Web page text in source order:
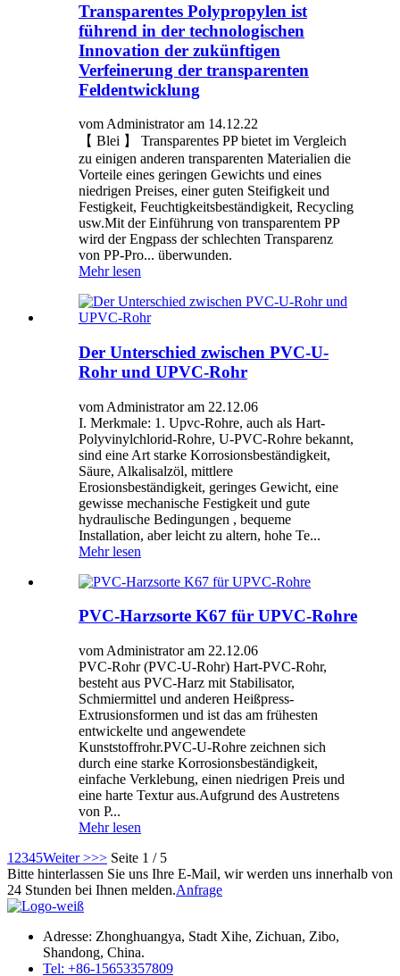
Transparentes Polypropylen ist
führend in der technologischen
Innovation der zukünftigen
Verfeinerung der transparenten
Feldentwicklung
vom Administrator am 14.12.22
【 Blei 】 Transparentes PP bietet im Vergleich
zu einigen anderen transparenten Materialien die
Vorteile eines geringen Gewichts und eines
niedrigen Preises, einer guten Steifigkeit und
Festigkeit, Feuchtigkeitsbeständigkeit, Recycling
usw.Mit der Einführung von transparentem PP
wird der Engpass der schlechten Transparenz
von PP-Pro... überwunden.
Mehr lesen
Der Unterschied zwischen PVC-U-
Rohr und UPVC-Rohr
vom Administrator am 22.12.06
I. Merkmale: 1. Upvc-Rohre, auch als Hart-
Polyvinylchlorid-Rohre, U-PVC-Rohre bekannt,
sind eine Art starke Korrosionsbeständigkeit,
Säure, Alkalisalzöl, mittlere
Erosionsbeständigkeit, geringes Gewicht, eine
gewisse mechanische Festigkeit und gute
hydraulische Bedingungen , bequeme
Installation, aber leicht zu altern, hohe Te...
Mehr lesen
PVC-Harzsorte K67 für UPVC-Rohre
vom Administrator am 22.12.06
PVC-Rohr (PVC-U-Rohr) Hart-PVC-Rohr,
besteht aus PVC-Harz mit Stabilisator,
Schmiermittel und anderen Heißpress-
Extrusionsformen und ist das am frühesten
entwickelte und angewendete
Kunststoffrohr.PVC-U-Rohre zeichnen sich
durch eine starke Korrosionsbeständigkeit,
einfache Verklebung, einen niedrigen Preis und
eine harte Textur aus.Aufgrund des Austretens
von P...
Mehr lesen
1 2345Weiter >>> Seite 1 / 5
Bitte hinterlassen Sie uns Ihre E-Mail, wir werden uns innerhalb von
24 Stunden bei Ihnen melden.Anfrage
Adresse: Zhonghuangya, Stadt Xihe, Zichuan, Zibo,
Shandong, China.
Tel: +86-15653357809